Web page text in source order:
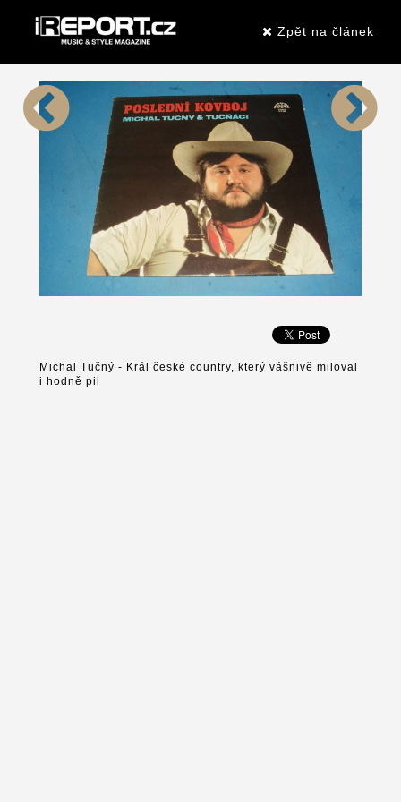
Zpět na článek
Michal Tučný - Král české country, který vášnivě miloval
i hodně pil